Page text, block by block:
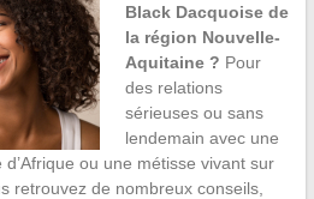
Black Dacquoise de
la région Nouvelle-
Aquitaine ? Pour
des relations
sérieuses ou sans
lendemain avec une
ou une métisse vivant sur
retrouvez de nombreux conseils,